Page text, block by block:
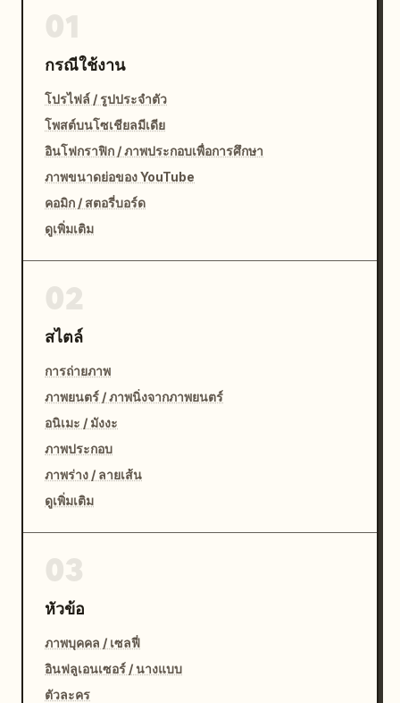
กรณีใช้งาน
โปรไฟล์ / รูปประจำตัว
โพสต์บนโซเชียลมีเดีย
อินโฟกราฟิก / ภาพประกอบเพื่อการศึกษา
ภาพขนาดย่อของ YouTube
คอมิก / สตอรี่บอร์ด
ดูเพิ่มเติม
สไตล์
การถ่ายภาพ
ภาพยนตร์ / ภาพนิ่งจากภาพยนตร์
อนิเมะ / มังงะ
ภาพประกอบ
ภาพร่าง / ลายเส้น
ดูเพิ่มเติม
หัวข้อ
ภาพบุคคล / เซลฟี่
อินฟลูเอนเซอร์ / นางแบบ
ตัวละคร